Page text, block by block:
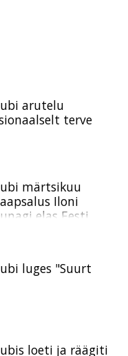
arutelu
terve
märtsikuu
Iloni
elas Eesti
luges "Suurt
loeti ja räägiti